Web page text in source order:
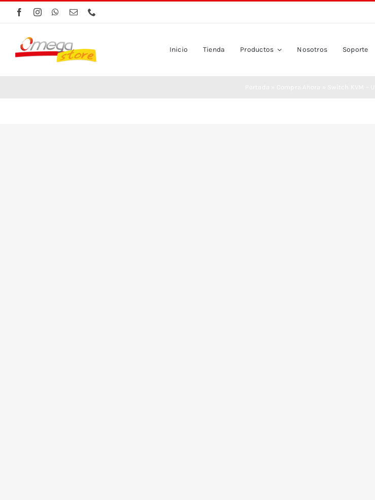
Saltar
contenido
Inicio Tienda Productos Nosotros Soporte